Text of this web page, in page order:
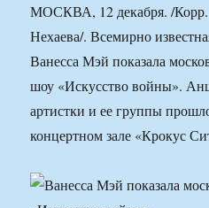
МОСКВА, 12 декабря. /
Нехаева/. Всемирно
Ванесса Мэй показала
шоу «Искусство войны».
артистки и ее группы
концертном зале «Крокус